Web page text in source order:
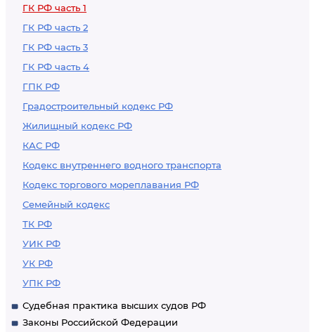
ГК РФ часть 1
ГК РФ часть 2
ГК РФ часть 3
ГК РФ часть 4
ГПК РФ
Градостроительный кодекс РФ
Жилищный кодекс РФ
КАС РФ
Кодекс внутреннего водного транспорта
Кодекс торгового мореплавания РФ
Семейный кодекс
ТК РФ
УИК РФ
УК РФ
УПК РФ
Судебная практика высших судов РФ
Законы Российской Федерации